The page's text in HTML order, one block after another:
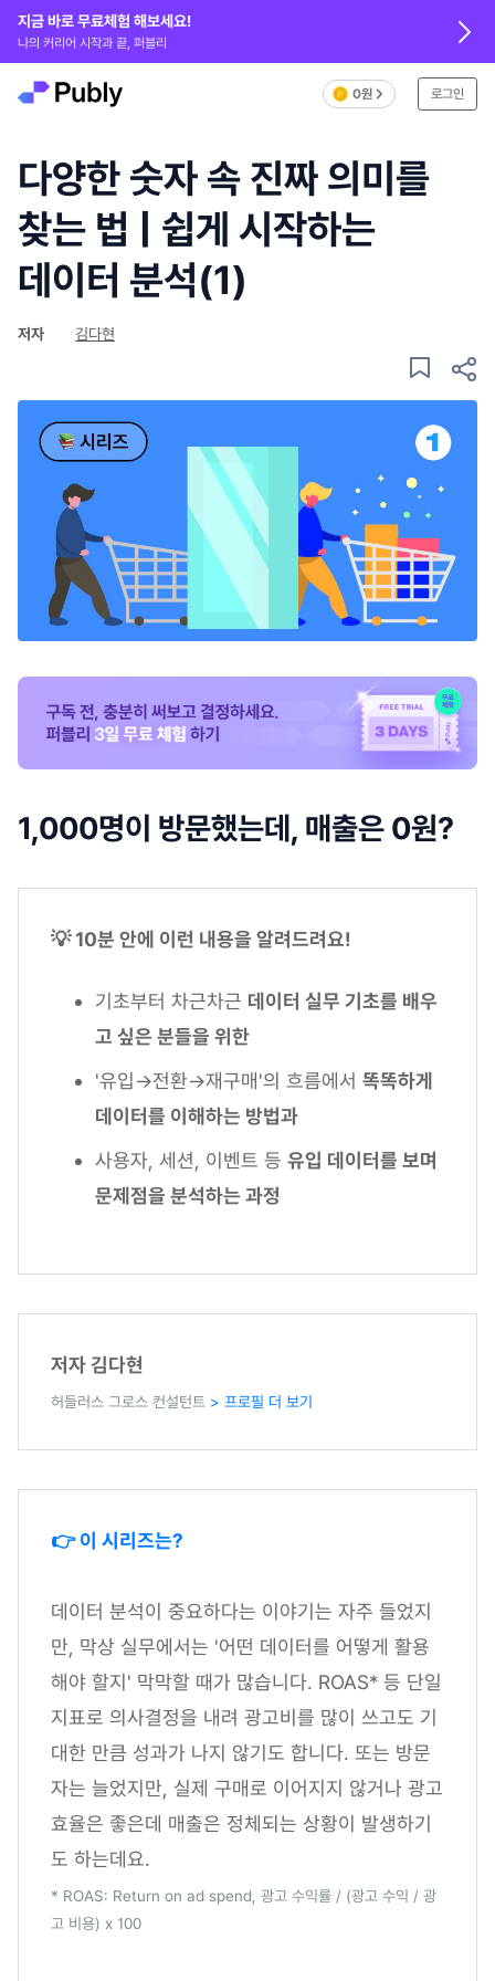
지금 바로 무료체험 해보세요!
나의 커리어 시작과 끝, 퍼블리
0원 로그인
다양한 숫자 속 진짜 의미를
찾는 법 | 쉽게 시작하는
데이터 분석(1)
저자 김다현
1,000명이 방문했는데, 매출은 0원?
💡 10분 안에 이런 내용을 알려드려요!
기초부터 차근차근 데이터 실무 기초를 배우
고 싶은 분들을 위한
'유입→전환→재구매'의 흐름에서 똑똑하게
데이터를 이해하는 방법과
사용자, 세션, 이벤트 등 유입 데이터를 보며
문제점을 분석하는 과정
저자 김다현
허들러스 그로스 컨설턴트 > 프로필 더 보기
👉 이 시리즈는?
데이터 분석이 중요하다는 이야기는 자주 들었지
만, 막상 실무에서는 '어떤 데이터를 어떻게 활용
해야 할지' 막막할 때가 많습니다. ROAS* 등 단일
지표로 의사결정을 내려 광고비를 많이 쓰고도 기
대한 만큼 성과가 나지 않기도 합니다. 또는 방문
자는 늘었지만, 실제 구매로 이어지지 않거나 광고
효율은 좋은데 매출은 정체되는 상황이 발생하기
도 하는데요.
* ROAS: Return on ad spend, 광고 수익률 / (광고 수익 / 광
고 비용) x 100